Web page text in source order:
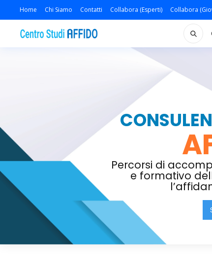
Home Chi Siamo Contatti Collabora (Esperti) Collabora
Percorsi di
e formativo